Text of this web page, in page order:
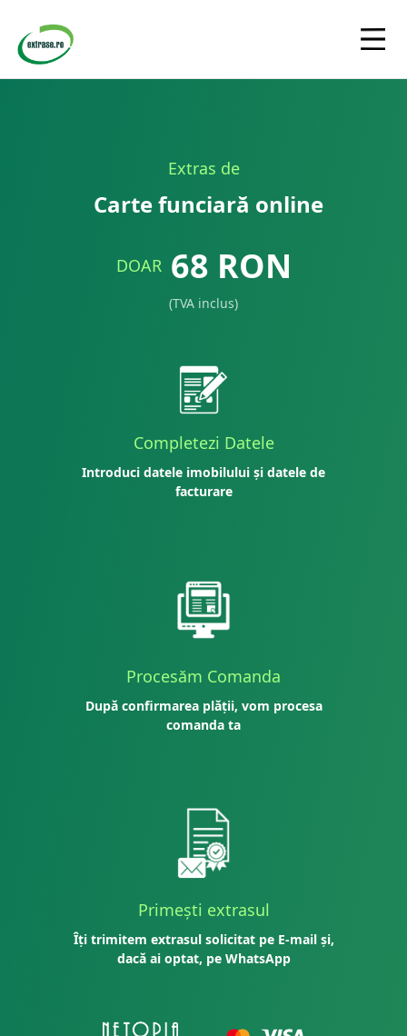
Extras de
Carte funciară online
DOAR 68 RON
(TVA inclus)
Completezi Datele
Introduci datele imobilului și datele de
facturare
Procesăm Comanda
După confirmarea plății, vom procesa
comanda ta
Primești extrasul
Îți trimitem extrasul solicitat pe E-mail și,
dacă ai optat, pe WhatsApp